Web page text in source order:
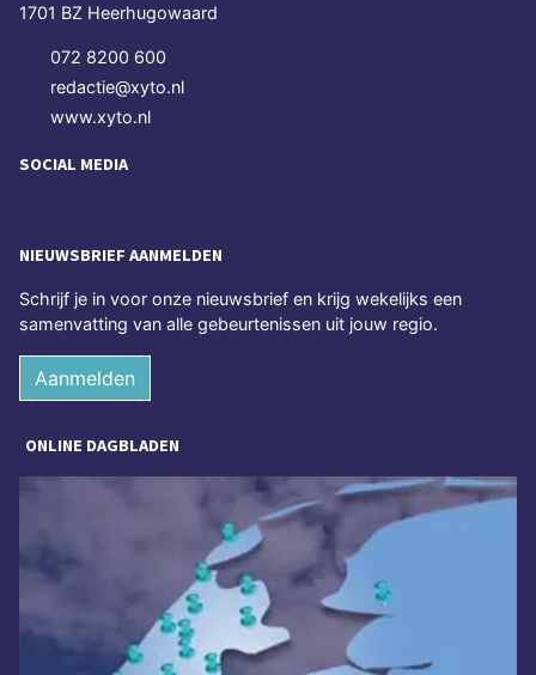
1701 BZ Heerhugowaard
072 8200 600
redactie@xyto.nl
www.xyto.nl
SOCIAL MEDIA
NIEUWSBRIEF AANMELDEN
Schrijf je in voor onze nieuwsbrief en krijg wekelijks een
samenvatting van alle gebeurtenissen uit jouw regio.
Aanmelden
ONLINE DAGBLADEN